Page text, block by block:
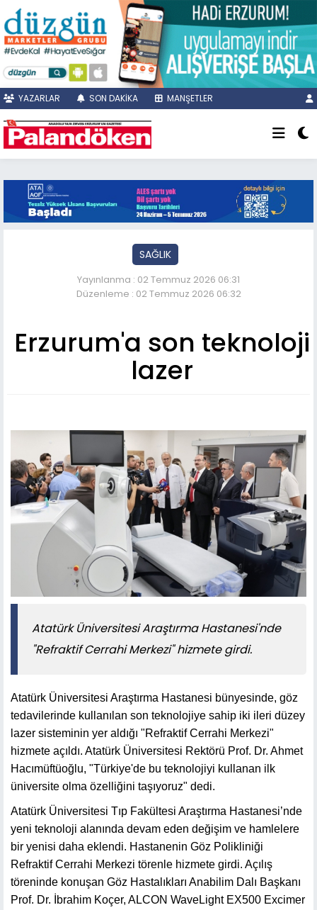
YAZARLAR SON DAKİKA MANŞETLER
SAĞLIK
Yayınlanma : 02 Temmuz 2026 06:31
Düzenleme : 02 Temmuz 2026 06:32
Erzurum'a son teknoloji
lazer
Atatürk Üniversitesi Araştırma Hastanesi'nde
"Refraktif Cerrahi Merkezi" hizmete girdi.
Atatürk Üniversitesi Araştırma Hastanesi bünyesinde, göz
tedavilerinde kullanılan son teknolojiye sahip iki ileri düzey
lazer sisteminin yer aldığı "Refraktif Cerrahi Merkezi"
hizmete açıldı. Atatürk Üniversitesi Rektörü Prof. Dr. Ahmet
Hacımüftüoğlu, "Türkiye'de bu teknolojiyi kullanan ilk
üniversite olma özelliğini taşıyoruz" dedi.
Atatürk Üniversitesi Tıp Fakültesi Araştırma Hastanesi’nde
yeni teknoloji alanında devam eden değişim ve hamlelere
bir yenisi daha eklendi. Hastanenin Göz Polikliniği
Refraktif Cerrahi Merkezi törenle hizmete girdi. Açılış
töreninde konuşan Göz Hastalıkları Anabilim Dalı Başkanı
Prof. Dr. İbrahim Koçer, ALCON WaveLight EX500 Excimer